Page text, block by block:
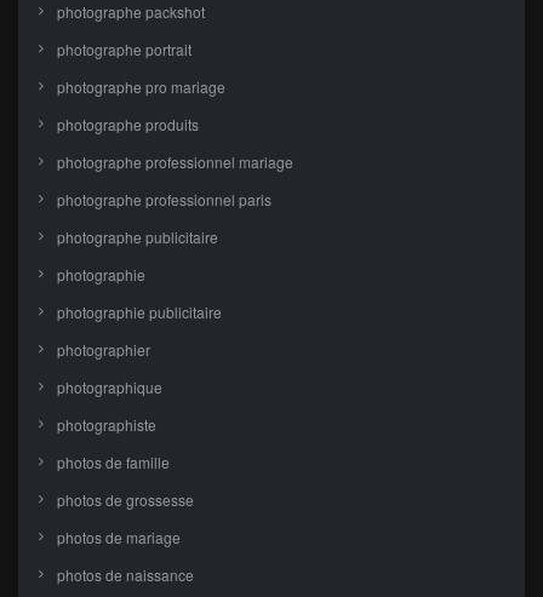
photographe packshot
photographe portrait
photographe pro mariage
photographe produits
photographe professionnel mariage
photographe professionnel paris
photographe publicitaire
photographie
photographie publicitaire
photographier
photographique
photographiste
photos de famille
photos de grossesse
photos de mariage
photos de naissance